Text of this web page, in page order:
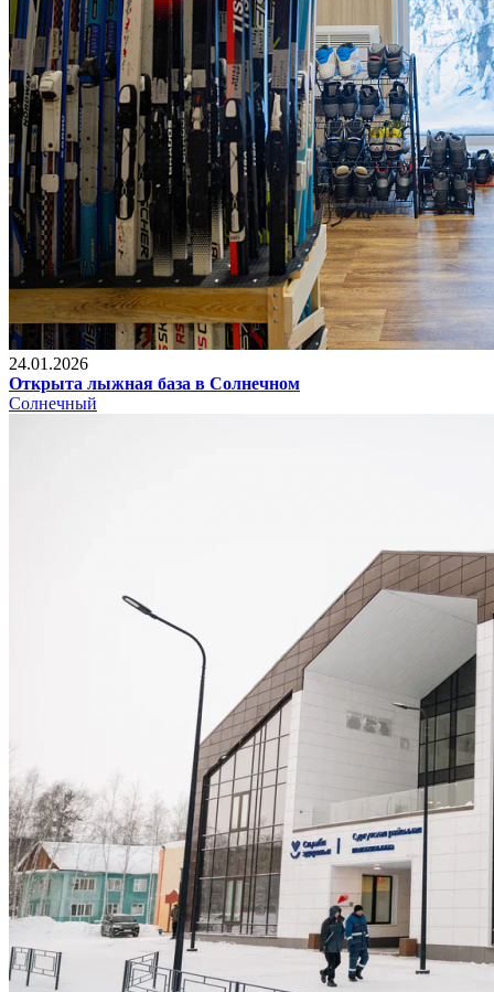
24.01.2026
Открыта лыжная база в Солнечном
Солнечный